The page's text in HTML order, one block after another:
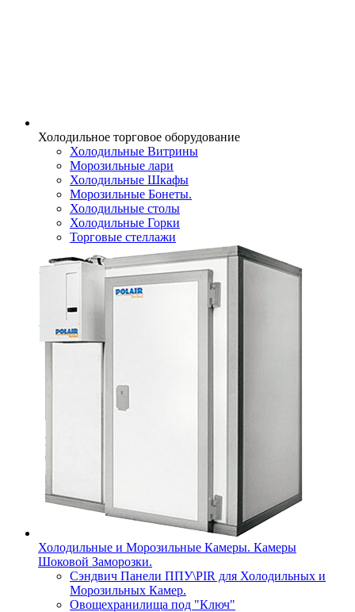
Холодильное торговое оборудование
Холодильные Витрины
Морозильные лари
Холодильные Шкафы
Морозильные Бонеты.
Холодильные столы
Холодильные Горки
Торговые стеллажи
Холодильные и Морозильные Камеры. Камеры
Шоковой Заморозки.
Сэндвич Панели ППУ\PIR для Холодильных и
Морозильных Камер.
Овощехранилища под "Ключ"